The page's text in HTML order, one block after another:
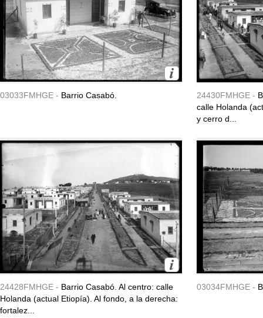
03033FMHGE - Barrio Casabó. 24430FMHGE -
calle Holanda
y cerro d...
24428FMHGE - Barrio Casabó. Al centro: calle
Holanda (actual Etiopía). Al fondo, a la derecha:
fortalez...
03034FMHGE -